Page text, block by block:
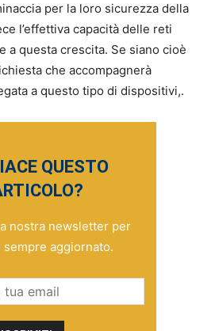
per la loro sicurezza della
l’effettiva capacità delle reti
a questa crescita. Se siano cioè
che accompagnerà
a questo tipo di dispositivi,.
QUESTO
nostra newsletter per
sempre aggiornato.